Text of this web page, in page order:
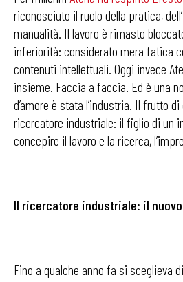
riconosciuto il ruolo della pratica,
manualità. Il lavoro è rimasto
inferiorità: considerato mera fatica
contenuti intellettuali. Oggi invece
insieme. Faccia a faccia. Ed è una
d’amore è stata l’industria. Il frutto
ricercatore industriale: il figlio di un
concepire il lavoro e la ricerca,
Il ricercatore industriale: il
Fino a qualche anno fa si sceglieva